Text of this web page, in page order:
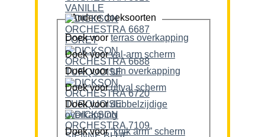
Andere doeksoorten
Doek voor terras overkapping
Doek voor
val-arm scherm
Doek voor
tuin overkapping
Doek voor
uitval scherm
Doek voordubbelzijdige
overkapping
Doek voor
“knik arm” scherm